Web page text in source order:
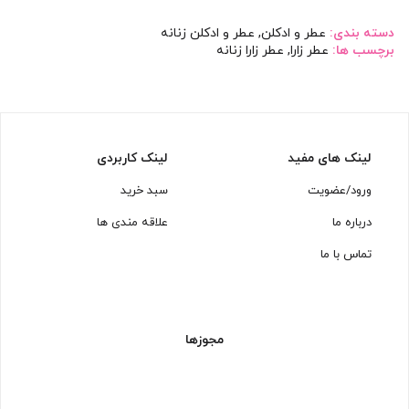
دسته بندی: عطر و ادکلن, عطر و ادکلن زنانه
برچسب ها: عطر زارا, عطر زارا زنانه
لینک های مفید
ورود/عضویت
درباره ما
تماس با ما
لینک کاربردی
سبد خرید
علاقه مندی ها
مجوزها